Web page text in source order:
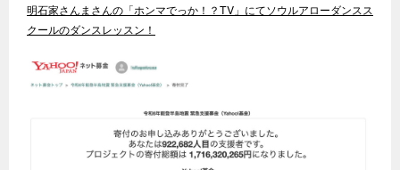
明石家さんまさんの「ホンマでっか！？TV」にてソウルアローダンスス
クールのダンスレッスン！